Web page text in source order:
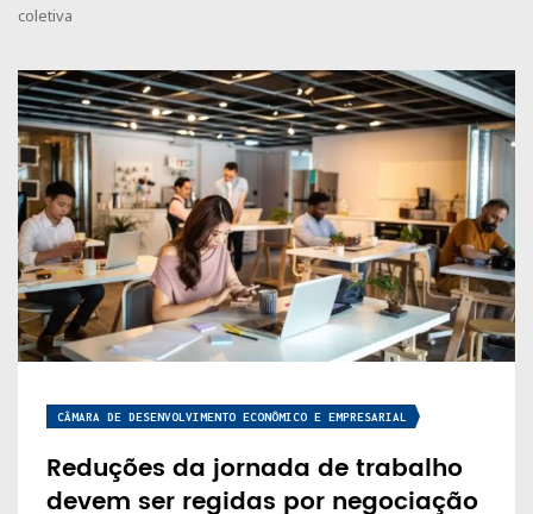
coletiva
CÂMARA DE DESENVOLVIMENTO ECONÔMICO E EMPRESARIAL
Reduções da jornada de trabalho
devem ser regidas por negociação